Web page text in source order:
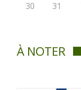
30 31
À NOTER